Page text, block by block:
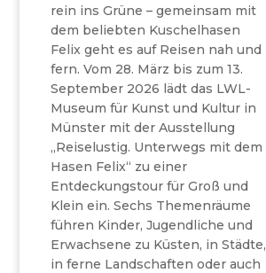
rein ins Grüne – gemeinsam mit
dem beliebten Kuschelhasen
Felix geht es auf Reisen nah und
fern. Vom 28. März bis zum 13.
September 2026 lädt das LWL-
Museum für Kunst und Kultur in
Münster mit der Ausstellung
„Reiselustig. Unterwegs mit dem
Hasen Felix“ zu einer
Entdeckungstour für Groß und
Klein ein. Sechs Themenräume
führen Kinder, Jugendliche und
Erwachsene zu Küsten, in Städte,
in ferne Landschaften oder auch